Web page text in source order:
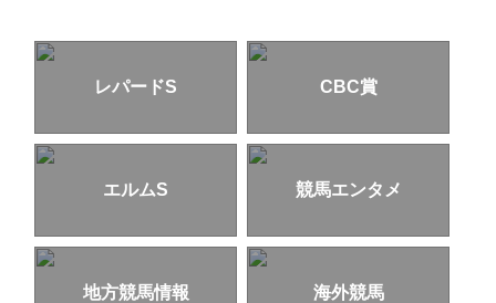
レパードS CBC賞
エルムS 競馬エンタメ
地方競馬情報 海外競馬